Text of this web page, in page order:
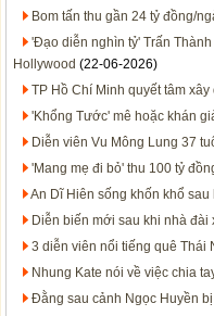
Bom tấn thu gần 24 tỷ đồng/
'Đạo diễn nghìn tỷ' Trấn
Hollywood (22-06-2026)
TP Hồ Chí Minh quyết tâm
'Khổng Tước' mê hoặc khán
Diễn viên Vu Mông Lung 37
'Mang mẹ đi bỏ' thu 100 tỷ
An Dĩ Hiên sống khốn khổ
Diễn biến mới sau khi nhà
3 diễn viên nổi tiếng quê Thái
Nhung Kate nói về việc chia
Đằng sau cảnh Ngọc Huyền